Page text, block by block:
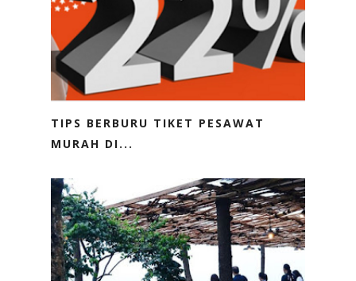
TIPS BERBURU TIKET PESAWAT
MURAH DI...